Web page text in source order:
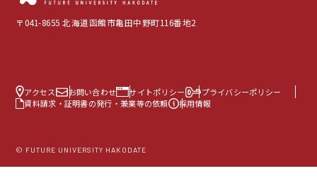
〒041-8655 北海道函館市亀田中野町116番地2
アクセス お問い合わせ サイトポリシー
プライバシーポリシー
資料請求・証明書の発行・兼業等の依頼
採用情報
© FUTURE UNIVERSITY HAKODATE